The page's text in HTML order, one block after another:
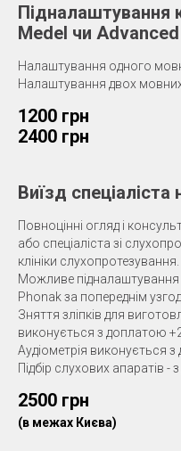
Підналаштування
Medel чи
Налаштування одного
Налаштування двох
1200 грн
2400 грн
Виїзд спеціаліста
Повноцінні огляд і
або спеціаліста зі
клініки слухопротезування.
Можливе підналаштування
Phonak за попереднім
Зняття зліпків для
виконується з доплатою
Аудіометрія виконується
Підбір слухових апаратів
2500 грн
(в межах Києва)